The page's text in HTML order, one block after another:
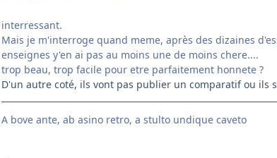
interressant.
Mais je m'interroge quand meme, après des dizaines
enseignes y'en ai pas au moins une de moins chere....
trop beau, trop facile pour etre parfaitement honnete ?
D'un autre coté, ils vont pas publier un comparatif ou ils
A bove ante, ab asino retro, a stulto undique caveto